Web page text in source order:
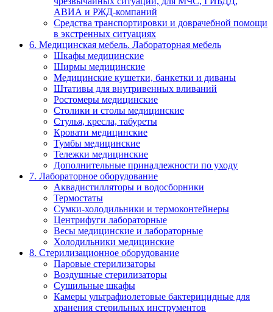
АВИА и РЖД-компаний
Средства транспортировки и доврачебной помощи
в экстренных ситуациях
6. Медицинская мебель. Лабораторная мебель
Шкафы медицинские
Ширмы медицинские
Медицинские кушетки, банкетки и диваны
Штативы для внутривенных вливаний
Ростомеры медицинские
Столики и столы медицинские
Стулья, кресла, табуреты
Кровати медицинские
Тумбы медицинские
Тележки медицинские
Дополнительные принадлежности по уходу
7. Лабораторное оборудование
Аквадистилляторы и водосборники
Термостаты
Сумки-холодильники и термоконтейнеры
Центрифуги лабораторные
Весы медицинские и лабораторные
Холодильники медицинские
8. Стерилизационное оборудование
Паровые стерилизаторы
Воздушные стерилизаторы
Сушильные шкафы
Камеры ультрафиолетовые бактерицидные для
хранения стерильных инструментов